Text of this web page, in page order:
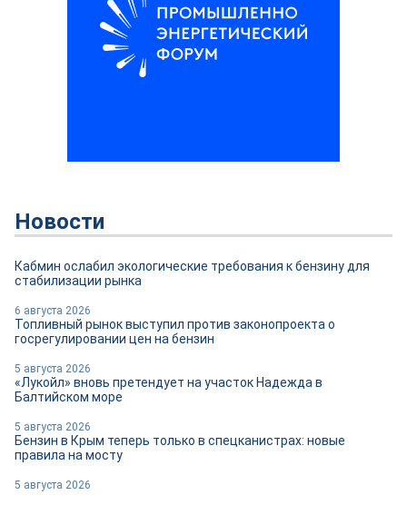
Новости
Кабмин ослабил экологические требования к бензину для
стабилизации рынка
6 августа 2026
Топливный рынок выступил против законопроекта о
госрегулировании цен на бензин
5 августа 2026
«Лукойл» вновь претендует на участок Надежда в
Балтийском море
5 августа 2026
Бензин в Крым теперь только в спецканистрах: новые
правила на мосту
5 августа 2026